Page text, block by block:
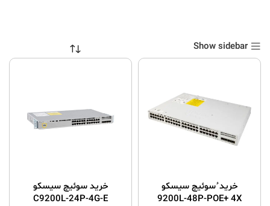
Show sidebar
خرید ُسوئیچ سیسکو
9200L-48P-POE+ 4X
خرید سوئیچ سیسکو
C9200L-24P-4G-E